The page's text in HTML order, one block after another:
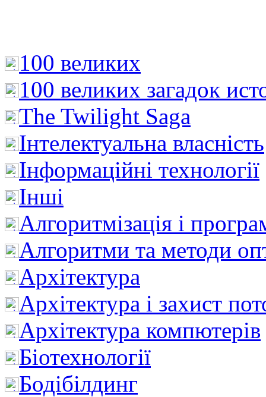
100 великих
100 великих загадок
The Twilight Saga
Інтелектуальна влaсність
Інформаційні технології
Інші
Алгоритмізація і
Алгоритми та методи
Архітектура
Архітектура і захист
Архітектура компютерів
Біотехнології
Бодібілдинг